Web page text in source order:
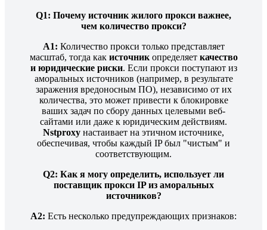
Q1: Почему источник жилого прокси важнее,
чем количество прокси?
A1: Количество прокси только представляет
масштаб, тогда как источникопределяет качество
и юридические риски. Если прокси поступают из
аморальных источников (например, в результате
заражения вредоносным ПО), независимо от их
количества, это может привести к блокировке
ваших задач по сбору данных целевыми веб-
сайтами или даже к юридическим действиям.
Nstproxy настаивает на этичном источнике,
обеспечивая, чтобы каждый IP был "чистым" и
соответствующим.
Q2: Как я могу определить, использует ли
поставщик прокси IP из аморальных
источников?
A2: Есть несколько предупреждающих признаков: